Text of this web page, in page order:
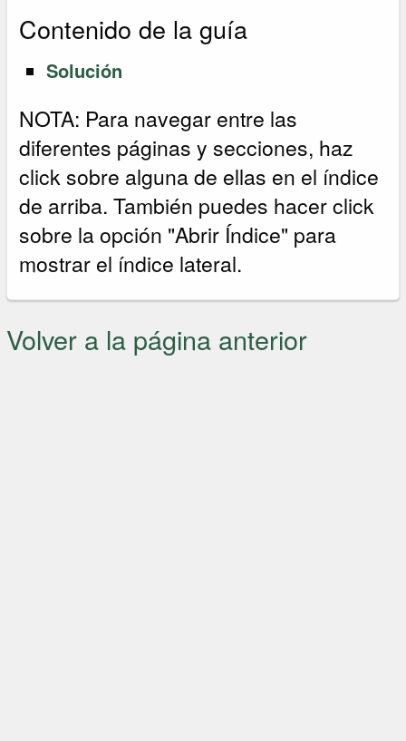
Contenido de la guía
Solución
NOTA: Para navegar entre las
diferentes páginas y secciones, haz
click sobre alguna de ellas en el índice
de arriba. También puedes hacer click
sobre la opción "Abrir Índice" para
mostrar el índice lateral.
Volver a la página anterior